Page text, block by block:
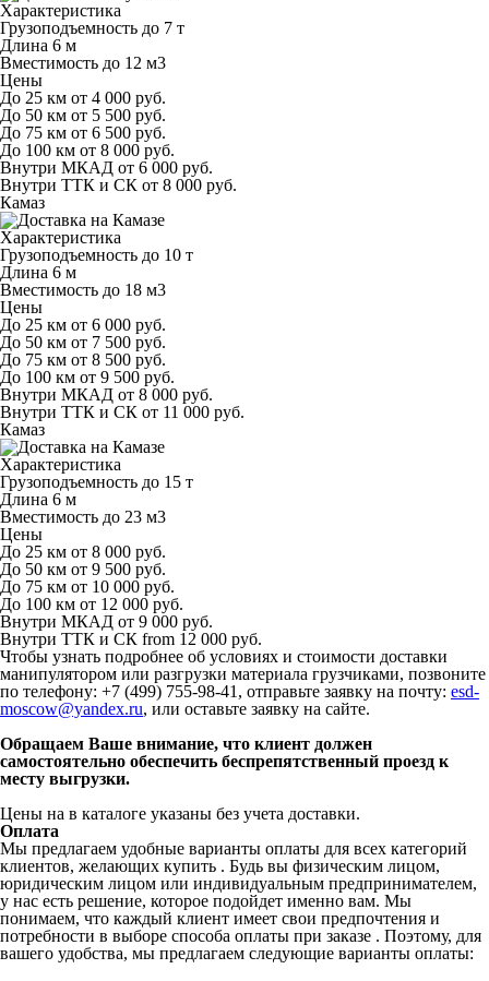
Характеристика
Грузоподъемность до 7 т
Длина 6 м
Вместимость до 12 м3
Цены
До 25 км от 4 000 руб.
До 50 км от 5 500 руб.
До 75 км от 6 500 руб.
До 100 км от 8 000 руб.
Внутри МКАД от 6 000 руб.
Внутри ТТК и СК от 8 000 руб.
Камаз
Характеристика
Грузоподъемность до 10 т
Длина 6 м
Вместимость до 18 м3
Цены
До 25 км от 6 000 руб.
До 50 км от 7 500 руб.
До 75 км от 8 500 руб.
До 100 км от 9 500 руб.
Внутри МКАД от 8 000 руб.
Внутри ТТК и СК от 11 000 руб.
Камаз
Характеристика
Грузоподъемность до 15 т
Длина 6 м
Вместимость до 23 м3
Цены
До 25 км от 8 000 руб.
До 50 км от 9 500 руб.
До 75 км от 10 000 руб.
До 100 км от 12 000 руб.
Внутри МКАД от 9 000 руб.
Внутри ТТК и СК from 12 000 руб.
Чтобы узнать подробнее об условиях и стоимости доставки
манипулятором или разгрузки материала грузчиками, позвоните
по телефону: +7 (499) 755-98-41, отправьте заявку на почту: esd-
moscow@yandex.ru, или оставьте заявку на сайте.
Обращаем Ваше внимание, что клиент должен
самостоятельно обеспечить беспрепятственный проезд к
месту выгрузки.
Цены на в каталоге указаны без учета доставки.
Оплата
Мы предлагаем удобные варианты оплаты для всех категорий
клиентов, желающих купить . Будь вы физическим лицом,
юридическим лицом или индивидуальным предпринимателем,
у нас есть решение, которое подойдет именно вам. Мы
понимаем, что каждый клиент имеет свои предпочтения и
потребности в выборе способа оплаты при заказе . Поэтому, для
вашего удобства, мы предлагаем следующие варианты оплаты: